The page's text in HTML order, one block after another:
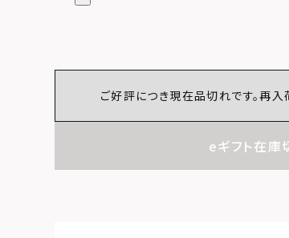
ご好評につき現在品切れです。再入
eギフト在庫